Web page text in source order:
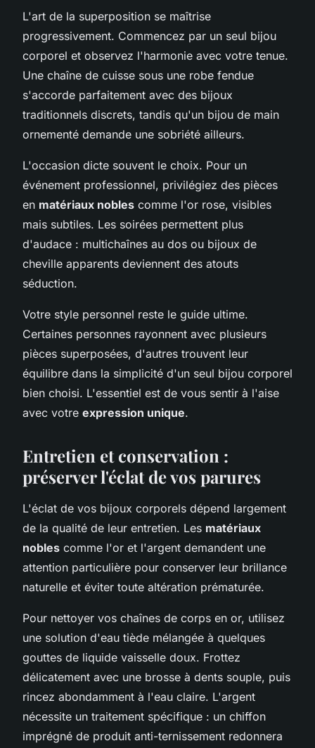
L'art de la superposition se maîtrise
progressivement. Commencez par un seul bijou
corporel et observez l'harmonie avec votre tenue.
Une chaîne de cuisse sous une robe fendue
s'accorde parfaitement avec des bijoux
traditionnels discrets, tandis qu'un bijou de main
ornementé demande une sobriété ailleurs.
L'occasion dicte souvent le choix. Pour un
événement professionnel, privilégiez des pièces
en matériaux nobles comme l'or rose, visibles
mais subtiles. Les soirées permettent plus
d'audace : multichaînes au dos ou bijoux de
cheville apparents deviennent des atouts
séduction.
Votre style personnel reste le guide ultime.
Certaines personnes rayonnent avec plusieurs
pièces superposées, d'autres trouvent leur
équilibre dans la simplicité d'un seul bijou corporel
bien choisi. L'essentiel est de vous sentir à l'aise
avec votre expression unique.
Entretien et conservation :
préserver l'éclat de vos parures
L'éclat de vos bijoux corporels dépend largement
de la qualité de leur entretien. Les matériaux
nobles comme l'or et l'argent demandent une
attention particulière pour conserver leur brillance
naturelle et éviter toute altération prématurée.
Pour nettoyer vos chaînes de corps en or, utilisez
une solution d'eau tiède mélangée à quelques
gouttes de liquide vaisselle doux. Frottez
délicatement avec une brosse à dents souple, puis
rincez abondamment à l'eau claire. L'argent
nécessite un traitement spécifique : un chiffon
imprégné de produit anti-ternissement redonnera